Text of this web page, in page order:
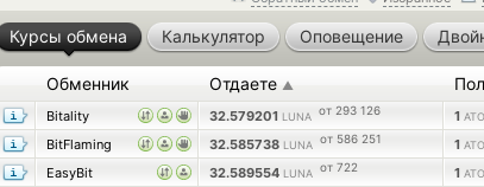
Курсы обмена Калькулятор Оповещение
Обменник Отдаете ▲
Bitality 32.579201 LUNA от 293 126 1
BitFlaming
32.585738 LUNA от 586 251 1
EasyBit
32.589554 LUNA от 722 1